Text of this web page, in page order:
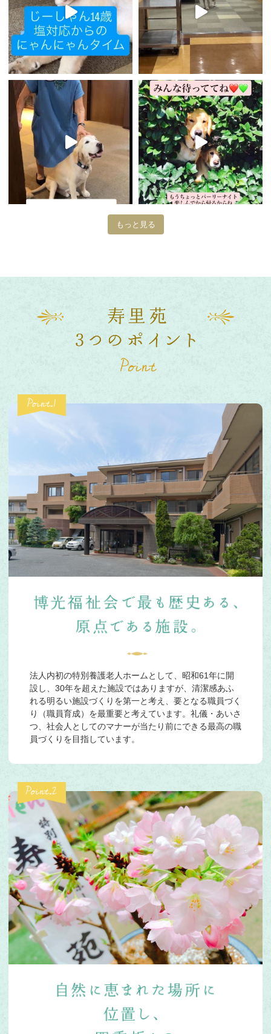
もっと見る
法人内初の特別養護老人ホームとして、昭和61年に開
設し、30年を超えた施設ではありますが、清潔感あふ
れる明るい施設づくりを第一と考え、要となる職員づく
り（職員育成）を最重要と考えています。礼儀・あいさ
つ、社会人としてのマナーが当たり前にできる最高の職
員づくりを目指しています。